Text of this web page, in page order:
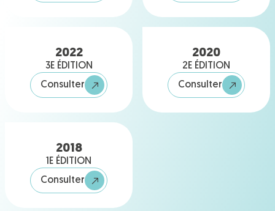
2022
3E ÉDITION
Consulter
2020
2E ÉDITION
Consulter
2018
1E ÉDITION
Consulter